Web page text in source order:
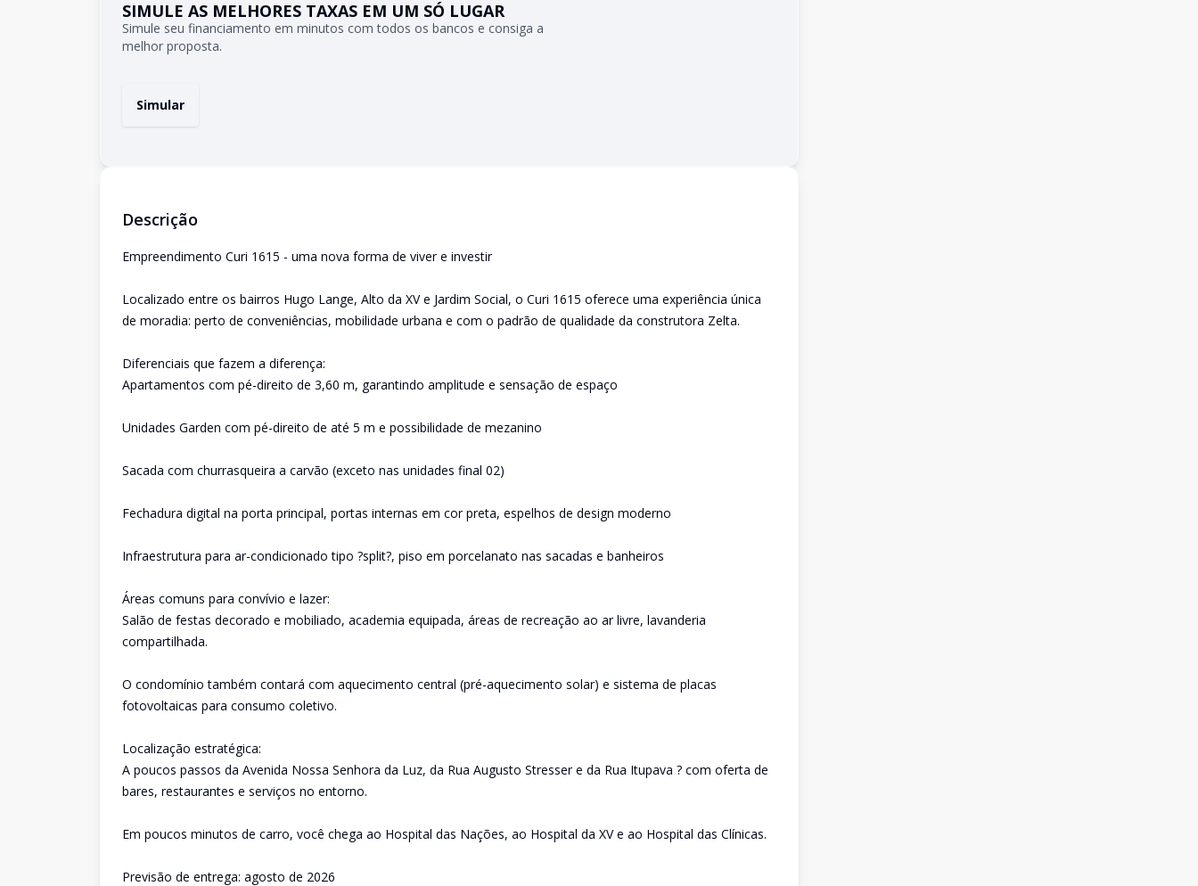
SIMULE AS MELHORES TAXAS EM UM SÓ LUGAR
Simule seu financiamento em minutos com todos os bancos e consiga a
melhor proposta.
Simular
Descrição
Empreendimento Curi 1615 - uma nova forma de viver e investir
Localizado entre os bairros Hugo Lange, Alto da XV e Jardim Social, o Curi 1615 oferece uma experiência única
de moradia: perto de conveniências, mobilidade urbana e com o padrão de qualidade da construtora Zelta.
Diferenciais que fazem a diferença:
Apartamentos com pé-direito de 3,60 m, garantindo amplitude e sensação de espaço
Unidades Garden com pé-direito de até 5 m e possibilidade de mezanino
Sacada com churrasqueira a carvão (exceto nas unidades final 02)
Fechadura digital na porta principal, portas internas em cor preta, espelhos de design moderno
Infraestrutura para ar-condicionado tipo ?split?, piso em porcelanato nas sacadas e banheiros
Áreas comuns para convívio e lazer:
Salão de festas decorado e mobiliado, academia equipada, áreas de recreação ao ar livre, lavanderia
compartilhada.
O condomínio também contará com aquecimento central (pré-aquecimento solar) e sistema de placas
fotovoltaicas para consumo coletivo.
Localização estratégica:
A poucos passos da Avenida Nossa Senhora da Luz, da Rua Augusto Stresser e da Rua Itupava ? com oferta de
bares, restaurantes e serviços no entorno.
Em poucos minutos de carro, você chega ao Hospital das Nações, ao Hospital da XV e ao Hospital das Clínicas.
Previsão de entrega: agosto de 2026